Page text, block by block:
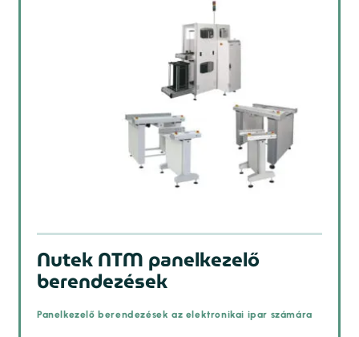
Nutek NTM panelkezelő
berendezések
Panelkezelő berendezések az elektronikai ipar számára